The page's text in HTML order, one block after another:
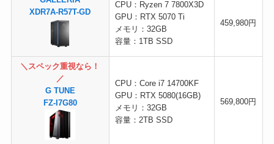
XDR7A-R57T-GD
CPU：Ryzen 7 7800X3D
GPU：RTX 5070 Ti
メモリ：32GB
容量：1TB SSD
459,980円
＼スペック重視なら！
／
G TUNE
FZ-I7G80
CPU：Core i7 14700KF
GPU：RTX 5080(16GB)
メモリ：32GB
容量：2TB SSD
569,800円